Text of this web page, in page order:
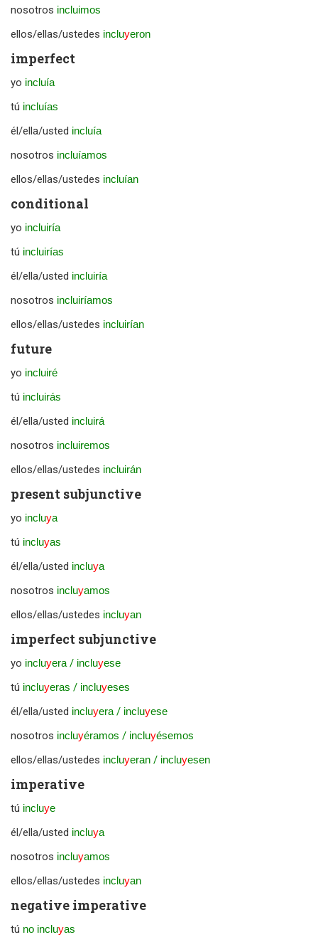
nosotros incluimos
ellos/ellas/ustedes incluyeron
imperfect
yo incluía
tú incluías
él/ella/usted incluía
nosotros incluíamos
ellos/ellas/ustedes incluían
conditional
yo incluiría
tú incluirías
él/ella/usted incluiría
nosotros incluiríamos
ellos/ellas/ustedes incluirían
future
yo incluiré
tú incluirás
él/ella/usted incluirá
nosotros incluiremos
ellos/ellas/ustedes incluirán
present subjunctive
yo incluya
tú incluyas
él/ella/usted incluya
nosotros incluyamos
ellos/ellas/ustedes incluyan
imperfect subjunctive
yo incluyera/ incluyese
tú incluyeras / incluyeses
él/ella/usted incluyera/ incluyese
nosotros incluyéramos / incluyésemos
ellos/ellas/ustedes incluyeran / incluyesen
imperative
tú incluye
él/ella/usted incluya
nosotros incluyamos
ellos/ellas/ustedes incluyan
negative imperative
tú no incluyas